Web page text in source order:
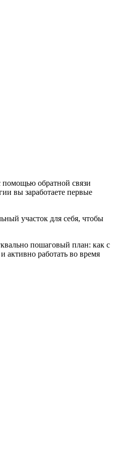
помощью обратной связи
вы заработаете первые
участок для себя, чтобы
пошаговый план: как с
активно работать во время